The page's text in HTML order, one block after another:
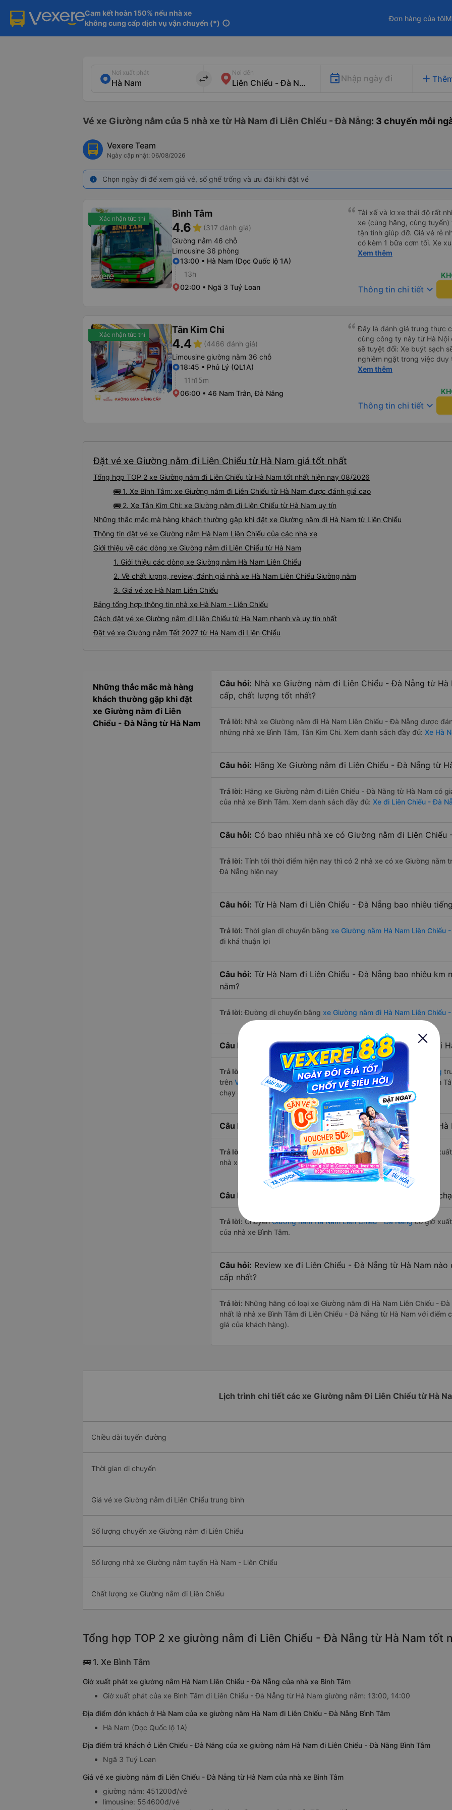
Cam kết hoàn 150% nếu nhà xe
không cung cấp dịch vụ vận chuyển (*) info
Đơn hàng của tôi
Nơi xuất phát
import_export
Nơi đến
Nhập ngày đi add
Vé xe Giường nằm của 5 nhà xe từ Hà Nam đi Liên Chiểu - Đà Nẵng: 3 chuyến mỗi
Vexere Team
Ngày cập nhật: 06/08/2026
info Chọn ngày đi để xem giá vé, số ghế trống và ưu đãi khi đặt vé
Xác nhận tức thì Bình Tâm
4.6star (317 đánh giá)
Giường nằm 46 chỗ
Limousine 36 phòng
13:00 • Hà Nam (Dọc Quốc lộ 1A)
13h
02:00 • Ngã 3 Tuý Loan
Tài xế và lơ xe thái độ rất
xe (cùng hãng, cùng
tận tình giúp đỡ. Giá vé rẻ
có kèm 1 bữa cơm tối. Xe
nhưng do bão nên trời mưa
Xem thêm
Thông tin chi tiết keyboard_arrow_down
Xác nhận tức thì Tân Kim Chi
4.4star (4466 đánh giá)
Limousine giường nằm 36 chỗ
18:45 • Phủ Lý (QL1A)
11h15m
06:00 • 46 Nam Trân, Đà Nẵng
Đây là đánh giá trung thực
cùng công ty này từ Hà
sẽ tuyệt đối: Xe buýt sạch
nghiêm ngặt trong việc
phép ăn trên xe. Đây là lần
xe buýt đều trông mới và
trên xe hoạt động hoàn
sạc: Có sẵn cổng sạc USB
thư giãn và ngủ trong suốt
điểm đón đã được thay đổi
khoảng 30 phút. Tuy nhiên,
mức không thể chịu nổi. •
Xem thêm
Thông tin chi tiết keyboard_arrow_down
Đặt vé xe Giường nằm đi Liên Chiểu từ Hà Nam giá tốt nhất
Tổng hợp TOP 2 xe Giường nằm đi Liên Chiểu từ Hà Nam tốt nhất hiện nay 08/2026
🚌 1. Xe Bình Tâm: xe Giường nằm đi Liên Chiểu từ Hà Nam được đánh giá cao
🚌 2. Xe Tân Kim Chi: xe Giường nằm đi Liên Chiểu từ Hà Nam uy tín
Những thắc mắc mà hàng khách thường gặp khi đặt xe Giường nằm đi Hà Nam từ Liên Chiểu
Thông tin đặt vé xe Giường nằm Hà Nam Liên Chiểu của các nhà xe
Giới thiệu về các dòng xe Giường nằm đi Liên Chiểu từ Hà Nam
1. Giới thiệu các dòng xe Giường nằm Hà Nam Liên Chiểu
2. Về chất lượng, review, đánh giá nhà xe Hà Nam Liên Chiểu Giường nằm
3. Giá vé xe Hà Nam Liên Chiểu
Bảng tổng hợp thông tin nhà xe Hà Nam - Liên Chiểu
Cách đặt vé xe Giường nằm đi Liên Chiểu từ Hà Nam nhanh và uy tín nhất
Đặt vé xe Giường nằm Tết 2027 từ Hà Nam đi Liên Chiểu
Những thắc mắc mà hàng
khách thường gặp khi đặt
xe Giường nằm đi Liên
Chiểu - Đà Nẵng từ Hà Nam
Câu hỏi: Nhà xe Giường nằm đi Liên Chiểu - Đà Nẵng từ
cấp, chất lượng tốt nhất?
Trả lời: Nhà xe Giường nằm đi Hà Nam Liên Chiểu - Đà Nẵng được
những nhà xe Bình Tâm, Tân Kim Chi. Xem danh sách đầy đủ: Xe Hà
Câu hỏi: Hãng Xe Giường nằm đi Liên Chiểu - Đà Nẵng từ
Trả lời: Hãng xe Giường nằm đi Liên Chiểu - Đà Nẵng từ Hà Nam có
của nhà xe Bình Tâm. Xem danh sách đầy đủ: Xe đi Liên Chiểu - Đà
Câu hỏi: Có bao nhiêu nhà xe có Giường nằm đi Liên
Trả lời: Tính tới thời điểm hiện nay thì có 2 nhà xe có xe Giường nằm
Đà Nẵng hiện nay
Câu hỏi: Từ Hà Nam đi Liên Chiểu - Đà Nẵng bao nhiêu
Trả lời: Thời gian di chuyển bằng xe Giường nằm Hà Nam Liên Chiểu
đi khá thuận lợi
Câu hỏi: Từ Hà Nam đi Liên Chiểu - Đà Nẵng bao nhiêu km
nằm?
Trả lời: Đường di chuyển bằng xe Giường nằm đi Hà Nam Liên Chiểu
Câu hỏi: Mỗi ngày có bao nhiêu chuyến xe Giường nằm đi
Trả lời: Tuyến đườngxe Giường nằm Hà Nam Liên Chiểu - Đà Nẵng
trên Vexere.combắt đầu từ 13:00 đến 18:45 bởi 2 nhà xe: xe Bình
chạy có đầy đủ cả ban ngày, buổi trưa, buổi chiều, ban đêm
Câu hỏi: Nhà xe Giường nằm đi Liên Chiểu - Đà Nẵng từ Hà
Trả lời: ChuyếnGiường nằm Hà Nam Liên Chiểu - Đà Nẵng
có giờ
nhà xe Bình Tâm.
Câu hỏi: Nhà xe đi Liên Chiểu - Đà Nẵng từ Hà Nam nào
Trả lời: ChuyếnGiường nằm Hà Nam Liên Chiểu - Đà Nẵngcó giờ xuất
của nhà xe Bình Tâm.
Câu hỏi: Review xe đi Liên Chiểu - Đà Nẵng từ Hà Nam
cấp nhất?
Trả lời: Những hãng có loại xe Giường nằm đi Hà Nam Liên Chiểu -
nhất là nhà xe Bình Tâm đi Liên Chiểu - Đà Nẵng từ Hà Nam với
giá của khách hàng).
Lịch trình chi tiết các xe Giường nằm Đi Liên Chiểu từ Hà
Chiều dài tuyến đường
Thời gian di chuyển
Giá vé xe Giường nằm đi Liên Chiểu trung bình
Số lượng chuyến xe Giường nằm đi Liên Chiểu
Số lượng nhà xe Giường nằm tuyến Hà Nam - Liên Chiểu
Chất lượng xe Giường nằm đi Liên Chiểu
Tổng hợp TOP 2 xe giường nằm đi Liên Chiểu - Đà Nẵng từ Hà Nam tốt
🚌 1. Xe Bình Tâm
Giờ xuất phát xe giường nằm Hà Nam Liên Chiểu - Đà Nẵng của nhà xe Bình Tâm
Giờ xuất phát của xe Bình Tâm đi Liên Chiểu - Đà Nẵng từ Hà Nam giường nằm: 13:00, 14:00
Địa điểm đón khách ở Hà Nam của xe giường nằm Hà Nam đi Liên Chiểu - Đà Nẵng Bình Tâm
Hà Nam (Dọc Quốc lộ 1A)
Địa điểm trả khách ở Liên Chiểu - Đà Nẵng của xe giường nằm Hà Nam đi Liên Chiểu - Đà Nẵng Bình Tâm
Ngã 3 Tuý Loan
Giá vé xe giường nằm đi Liên Chiểu - Đà Nẵng từ Hà Nam của nhà xe Bình Tâm
giường nằm: 451200đ/vé
limousine: 554600đ/vé